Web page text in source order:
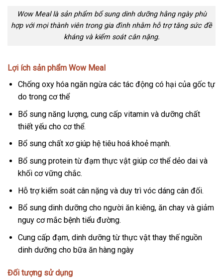
Wow Meal là sản phẩm bổ sung dinh dưỡng hằng ngày phù
hợp với mọi thành viên trong gia đình nhằm hỗ trợ tăng sức đề
kháng và kiểm soát cân nặng.
Lợi ích sản phẩm Wow Meal
Chống oxy hóa ngăn ngừa các tác động có hại của gốc tự
do trong cơ thể
Bổ sung năng lượng, cung cấp vitamin và dưỡng chất
thiết yếu cho cơ thể.
Bổ sung chất xơ giúp hệ tiêu hoá khoẻ mạnh.
Bổ sung protein từ đạm thực vật giúp cơ thể dẻo dai và
khối cơ vững chắc.
Hỗ trợ kiểm soát cân nặng và duy trì vóc dáng cân đối.
Bổ sung dinh dưỡng cho người ăn kiêng, ăn chay và giảm
nguy cơ mắc bệnh tiểu đường.
Cung cấp đạm, dinh dưỡng từ thực vật thay thế nguồn
dinh dưỡng cho bữa ăn hàng ngày
Đối tượng sử dụng